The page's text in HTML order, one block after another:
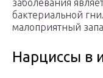
заболевания
бактериальной
малоприятный
Нарциссы в